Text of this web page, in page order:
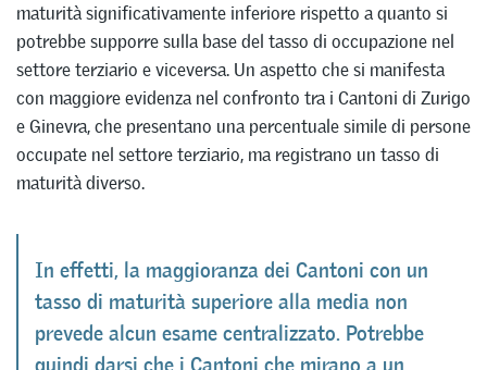
maturità significativamente inferiore rispetto a quanto si
potrebbe supporre sulla base del tasso di occupazione nel
settore terziario e viceversa. Un aspetto che si manifesta
con maggiore evidenza nel confronto tra i Cantoni di Zurigo
e Ginevra, che presentano una percentuale simile di persone
occupate nel settore terziario, ma registrano un tasso di
maturità diverso.
In effetti, la maggioranza dei Cantoni con un
tasso di maturità superiore alla media non
prevede alcun esame centralizzato. Potrebbe
quindi darsi che i Cantoni che mirano a un